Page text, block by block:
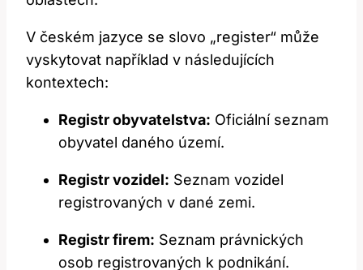
V českém jazyce se slovo „register“ může
vyskytovat například v následujících
kontextech:
Registr obyvatelstva: Oficiální seznam
obyvatel daného území.
Registr vozidel: Seznam vozidel
registrovaných v dané zemi.
Registr firem: Seznam právnických
osob registrovaných k podnikání.